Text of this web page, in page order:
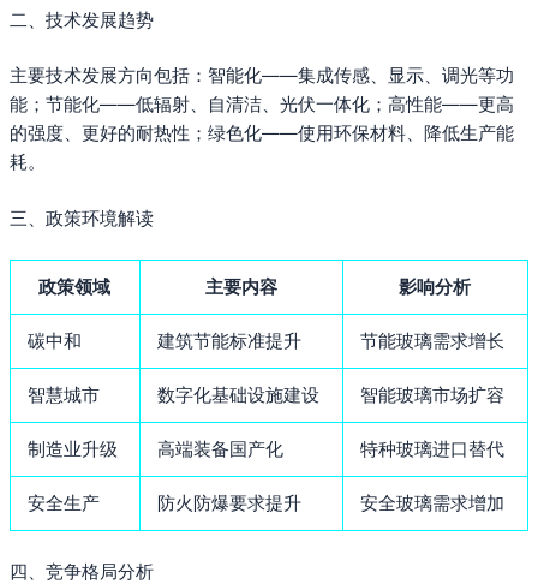
二、技术发展趋势
主要技术发展方向包括：智能化——集成传感、显示、调光等功
能；节能化——低辐射、自清洁、光伏一体化；高性能——更高
的强度、更好的耐热性；绿色化——使用环保材料、降低生产能
耗。
三、政策环境解读
政策领域 主要内容 影响分析
碳中和 建筑节能标准提升 节能玻璃需求增长
智慧城市 数字化基础设施建设 智能玻璃市场扩容
制造业升级 高端装备国产化 特种玻璃进口替代
安全生产 防火防爆要求提升 安全玻璃需求增加
四、竞争格局分析